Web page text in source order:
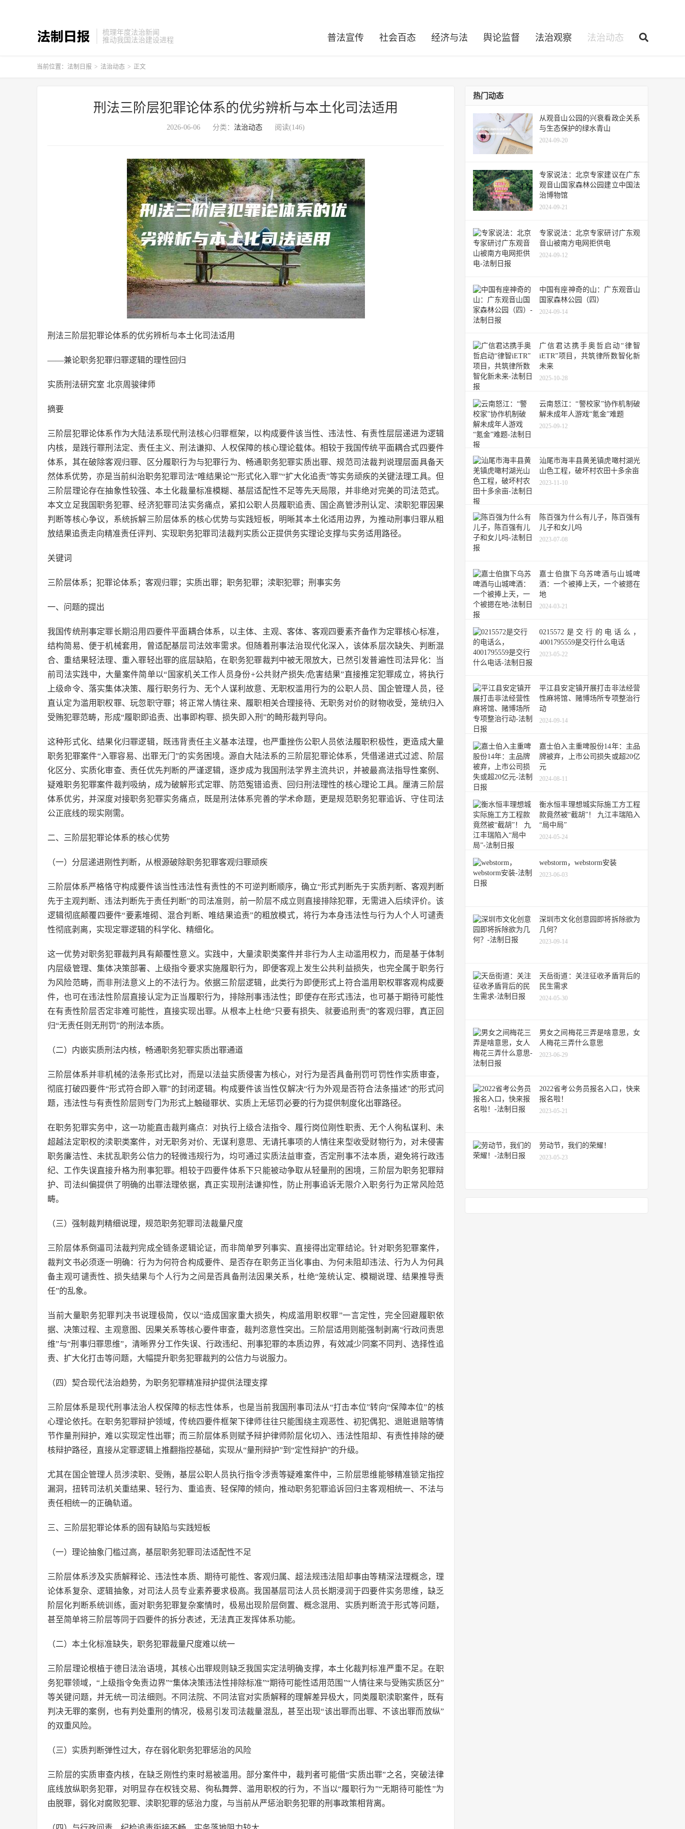
梳理年度法治新闻
推动我国法治建设进程
普法宣传 社会百态 经济与法 舆论监督 法治观察 法治动态
当前位置： 法制日报 > 法治动态 > 正文
刑法三阶层犯罪论体系的优劣辨析与本土化司法适用
2026-06-06 分类： 法治动态 阅读(146)
刑法三阶层犯罪论体系的优劣辨析与本土化司法适用
——兼论职务犯罪归罪逻辑的理性回归
实质刑法研究室 北京周骏律师
摘要
三阶层犯罪论体系作为大陆法系现代刑法核心归罪框架，以构成要件该当性、违法性、有责性层层递进为逻辑
内核，是践行罪刑法定、责任主义、刑法谦抑、人权保障的核心理论载体。相较于我国传统平面耦合式四要件
体系，其在破除客观归罪、区分履职行为与犯罪行为、畅通职务犯罪实质出罪、规范司法裁判说理层面具备天
然体系优势，亦是当前纠治职务犯罪司法“唯结果论”“形式化入罪”“扩大化追责”等实务顽疾的关键法理工具。但
三阶层理论存在抽象性较强、本土化裁量标准模糊、基层适配性不足等先天局限，并非绝对完美的司法范式。
本文立足我国职务犯罪、经济犯罪司法实务痛点，紧扣公职人员履职追责、国企高管涉刑认定、渎职犯罪因果
判断等核心争议，系统拆解三阶层体系的核心优势与实践短板，明晰其本土化适用边界，为推动刑事归罪从粗
放结果追责走向精准责任评判、实现职务犯罪司法裁判实质公正提供务实理论支撑与实务适用路径。
关键词
三阶层体系；犯罪论体系；客观归罪；实质出罪；职务犯罪；渎职犯罪；刑事实务
一、问题的提出
我国传统刑事定罪长期沿用四要件平面耦合体系，以主体、主观、客体、客观四要素齐备作为定罪核心标准，
结构简易、便于机械套用，曾适配基层司法效率需求。但随着刑事法治现代化深入，该体系层次缺失、判断混
合、重结果轻法理、重入罪轻出罪的底层缺陷，在职务犯罪裁判中被无限放大，已然引发普遍性司法异化：当
前司法实践中，大量案件简单以“国家机关工作人员身份+公共财产损失/危害结果”直接推定犯罪成立，将执行
上级命令、落实集体决策、履行职务行为、无个人谋利故意、无职权滥用行为的公职人员、国企管理人员，径
直认定为滥用职权罪、玩忽职守罪；将正常人情往来、履职相关合理接待、无职务对价的财物收受，笼统归入
受贿犯罪范畴，形成“履职即追责、出事即构罪、损失即入刑”的畸形裁判导向。
这种形式化、结果化归罪逻辑，既违背责任主义基本法理，也严重挫伤公职人员依法履职积极性，更造成大量
职务犯罪案件“入罪容易、出罪无门”的实务困境。源自大陆法系的三阶层犯罪论体系，凭借递进式过滤、阶层
化区分、实质化审查、责任优先判断的严谨逻辑，逐步成为我国刑法学界主流共识，并被最高法指导性案例、
疑难职务犯罪案件裁判吸纳，成为破解形式定罪、防范冤错追责、回归刑法理性的核心理论工具。厘清三阶层
体系优劣，并深度对接职务犯罪实务痛点，既是刑法体系完善的学术命题，更是规范职务犯罪追诉、守住司法
公正底线的现实刚需。
二、三阶层犯罪论体系的核心优势
（一）分层递进刚性判断，从根源破除职务犯罪客观归罪顽疾
三阶层体系严格恪守构成要件该当性违法性有责性的不可逆判断顺序，确立“形式判断先于实质判断、客观判断
先于主观判断、违法判断先于责任判断”的司法准则，前一阶层不成立则直接排除犯罪，无需进入后续评价。该
逻辑彻底颠覆四要件“要素堆砌、混合判断、唯结果追责”的粗放模式，将行为本身违法性与行为人个人可谴责
性彻底剥离，实现定罪逻辑的科学化、精细化。
这一优势对职务犯罪裁判具有颠覆性意义。实践中，大量渎职类案件并非行为人主动滥用权力，而是基于体制
内层级管理、集体决策部署、上级指令要求实施履职行为，即便客观上发生公共利益损失，也完全属于职务行
为风险范畴，而非刑法意义上的不法行为。依据三阶层逻辑，此类行为即便形式上符合滥用职权罪客观构成要
件，也可在违法性阶层直接认定为正当履职行为，排除刑事违法性；即便存在形式违法，也可基于期待可能性
在有责性阶层否定非难可能性，直接实现出罪。从根本上杜绝“只要有损失、就要追刑责”的客观归罪，真正回
归“无责任则无刑罚”的刑法本质。
（二）内嵌实质刑法内核，畅通职务犯罪实质出罪通道
三阶层体系并非机械的法条形式比对，而是以法益实质侵害为核心，对行为是否具备刑罚可罚性作实质审查，
彻底打破四要件“形式符合即入罪”的封闭逻辑。构成要件该当性仅解决“行为外观是否符合法条描述”的形式问
题，违法性与有责性阶层则专门为形式上触碰罪状、实质上无惩罚必要的行为提供制度化出罪路径。
在职务犯罪实务中，这一功能直击裁判痛点：对执行上级合法指令、履行岗位刚性职责、无个人徇私谋利、未
超越法定职权的渎职类案件，对无职务对价、无谋利意思、无请托事项的人情往来型收受财物行为，对未侵害
职务廉洁性、未扰乱职务公信力的轻微违规行为，均可通过实质法益审查，否定刑事不法本质，避免将行政违
纪、工作失误直接升格为刑事犯罪。相较于四要件体系下只能被动争取从轻量刑的困境，三阶层为职务犯罪辩
护、司法纠偏提供了明确的出罪法理依据，真正实现刑法谦抑性，防止刑事追诉无限介入职务行为正常风险范
畴。
（三）强制裁判精细说理，规范职务犯罪司法裁量尺度
三阶层体系倒逼司法裁判完成全链条逻辑论证，而非简单罗列事实、直接得出定罪结论。针对职务犯罪案件，
裁判文书必须逐一明确：行为为何符合构成要件、是否存在职务正当化事由、为何未阻却违法、行为人为何具
备主观可谴责性、损失结果与个人行为之间是否具备刑法因果关系，杜绝“笼统认定、模糊说理、结果推导责
任”的乱象。
当前大量职务犯罪判决书说理极简，仅以“造成国家重大损失，构成滥用职权罪”一言定性，完全回避履职依
据、决策过程、主观意图、因果关系等核心要件审查，裁判恣意性突出。三阶层适用则能强制剥离“行政问责思
维”与“刑事归罪思维”，清晰界分工作失误、行政违纪、刑事犯罪的本质边界，有效减少同案不同判、选择性追
责、扩大化打击等问题，大幅提升职务犯罪裁判的公信力与说服力。
（四）契合现代法治趋势，为职务犯罪精准辩护提供法理支撑
三阶层体系是现代刑事法治人权保障的标志性体系，也是当前我国刑事司法从“打击本位”转向“保障本位”的核
心理论依托。在职务犯罪辩护领域，传统四要件框架下律师往往只能围绕主观恶性、初犯偶犯、退赃退赔等情
节作量刑辩护，难以实现定性出罪；而三阶层体系则赋予辩护律师阶层化切入、违法性阻却、有责性排除的硬
核辩护路径，直接从定罪逻辑上推翻指控基础，实现从“量刑辩护”到“定性辩护”的升级。
尤其在国企管理人员涉渎职、受贿，基层公职人员执行指令涉责等疑难案件中，三阶层思维能够精准锁定指控
漏洞，扭转司法机关重结果、轻行为、重追责、轻保障的倾向，推动职务犯罪追诉回归主客观相统一、不法与
责任相统一的正确轨道。
三、三阶层犯罪论体系的固有缺陷与实践短板
（一）理论抽象门槛过高，基层职务犯罪司法适配性不足
三阶层体系涉及实质解释论、违法性本质、期待可能性、客观归属、超法规违法阻却事由等精深法理概念，理
论体系复杂、逻辑抽象，对司法人员专业素养要求极高。我国基层司法人员长期浸润于四要件实务思维，缺乏
阶层化判断系统训练，面对职务犯罪复杂案情时，极易出现阶层倒置、概念混用、实质判断流于形式等问题，
甚至简单将三阶层等同于四要件的拆分表述，无法真正发挥体系功能。
（二）本土化标准缺失，职务犯罪裁量尺度难以统一
三阶层理论根植于德日法治语境，其核心出罪规则缺乏我国实定法明确支撑，本土化裁判标准严重不足。在职
务犯罪领域，“上级指令免责边界”“集体决策违法性排除标准”“期待可能性适用范围”“人情往来与受贿实质区分”
等关键问题，并无统一司法细则。不同法院、不同法官对实质解释的理解差异极大，同类履职渎职案件，既有
判决无罪的案例，也有判处重刑的情况，极易引发司法裁量混乱，甚至出现“该出罪而出罪、不该出罪而放纵”
的双重风险。
（三）实质判断弹性过大，存在弱化职务犯罪惩治的风险
三阶层的实质审查内核，在缺乏刚性约束时易被滥用。部分案件中，裁判者可能借“实质出罪”之名，突破法律
底线放纵职务犯罪，对明显存在权钱交易、徇私舞弊、滥用职权的行为，不当以“履职行为”“无期待可能性”为
由脱罪，弱化对腐败犯罪、渎职犯罪的惩治力度，与当前从严惩治职务犯罪的刑事政策相背离。
热门动态
从观音山公园的兴衰看政企关系
与生态保护的绿水青山
2024-09-20
专家说法：北京专家建议在广东
观音山国家森林公园建立中国法
治博物馆
2024-09-21
专家说法：北京专家研讨广东观
音山被南方电网拒供电
2024-09-12
中国有座神奇的山：广东观音山
国家森林公园（四）
2024-09-14
广信君达携手奥哲启动“律智
iETR”项目，共筑律所数智化新
未来
2025-10-28
云南怒江：“警校家”协作机制破
解未成年人游戏“氪金”难题
2025-09-12
汕尾市海丰县黄羌镇虎噉村湖光
山色工程，破坏村农田十多余亩
2023-11-10
陈百强为什么有儿子，陈百强有
儿子和女儿吗
2023-07-08
嘉士伯旗下乌苏啤酒与山城啤
酒：一个被捧上天，一个被摁在
地
2024-03-21
0215572是交行的电话么，
4001795559是交行什么电话
2023-05-22
平江县安定镇开展打击非法经营
性麻将馆、赌博场所专项整治行
动
2024-09-14
嘉士伯入主重啤股份14年：主品
牌被弃，上市公司损失或超20亿
元
2024-08-11
衡水恒丰理想城实际施工方工程
款竟然被“截胡”！ 九江丰瑞陷入
“局中局”
2024-05-24
webstorm，webstorm安装
2023-06-03
深圳市文化创意园即将拆除欲为
几何？
2023-09-14
天岳街道：关注征收矛盾背后的
民生需求
2024-05-30
男女之间梅花三弄是啥意思，女
人梅花三弄什么意思
2023-06-29
2022省考公务员报名入口，快来
报名啦！
2023-05-21
劳动节，我们的荣耀！
2023-05-23